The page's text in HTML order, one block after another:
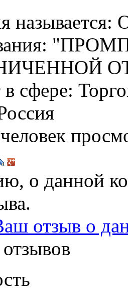
называется:
в сфере:
о данной
отзыв о